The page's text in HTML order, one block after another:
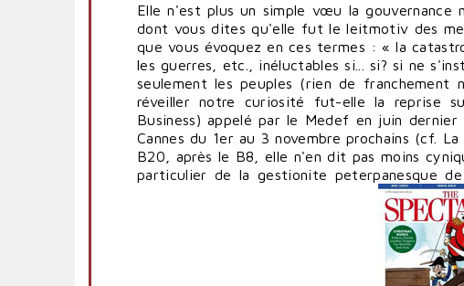
Elle n'est plus un simple vœu la gouvernance
dont vous dites qu'elle fut le leitmotiv des
que vous évoquez en ces termes : « la
les guerres, etc., inéluctables si... si? si ne
seulement les peuples (rien de franchement
réveiller notre curiosité fut-elle la reprise
Business) appelé par le Medef en juin
Cannes du 1er au 3 novembre prochains (cf.
B20, après le B8, elle n'en dit pas moins
particulier de la gestionite peterpanesque